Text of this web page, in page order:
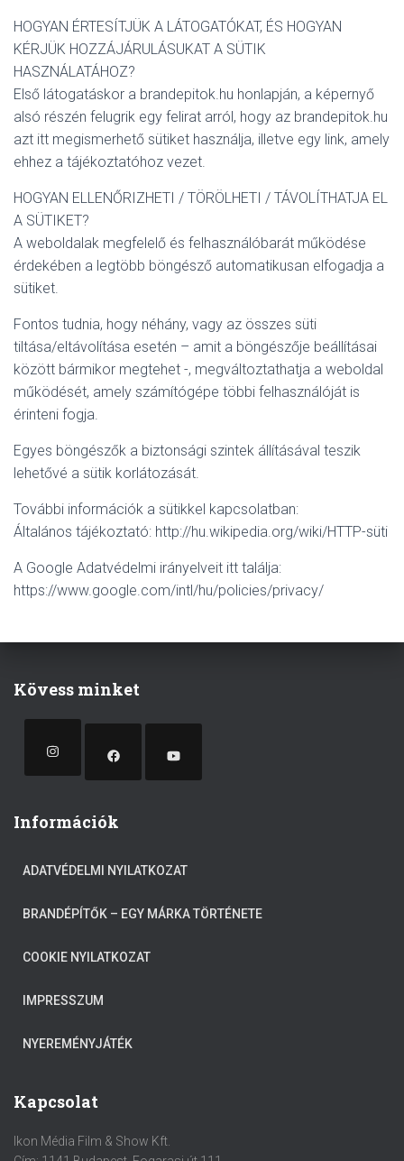
HOGYAN ÉRTESÍTJÜK A LÁTOGATÓKAT, ÉS HOGYAN
KÉRJÜK HOZZÁJÁRULÁSUKAT A SÜTIK
HASZNÁLATÁHOZ?
Első látogatáskor a brandepitok.hu honlapján, a képernyő
alsó részén felugrik egy felirat arról, hogy az brandepitok.hu
azt itt megismerhető sütiket használja, illetve egy link, amely
ehhez a tájékoztatóhoz vezet.
HOGYAN ELLENŐRIZHETI / TÖRÖLHETI / TÁVOLÍTHATJA EL
A SÜTIKET?
A weboldalak megfelelő és felhasználóbarát működése
érdekében a legtöbb böngésző automatikusan elfogadja a
sütiket.
Fontos tudnia, hogy néhány, vagy az összes süti
tiltása/eltávolítása esetén – amit a böngészője beállításai
között bármikor megtehet -, megváltoztathatja a weboldal
működését, amely számítógépe többi felhasználóját is
érinteni fogja.
Egyes böngészők a biztonsági szintek állításával teszik
lehetővé a sütik korlátozását.
További információk a sütikkel kapcsolatban:
Általános tájékoztató: http://hu.wikipedia.org/wiki/HTTP-süti
A Google Adatvédelmi irányelveit itt találja:
https://www.google.com/intl/hu/policies/privacy/
Kövess minket
Információk
ADATVÉDELMI NYILATKOZAT
BRANDÉPÍTŐK – EGY MÁRKA TÖRTÉNETE
COOKIE NYILATKOZAT
IMPRESSZUM
NYEREMÉNYJÁTÉK
Kapcsolat
Ikon Média Film & Show Kft.